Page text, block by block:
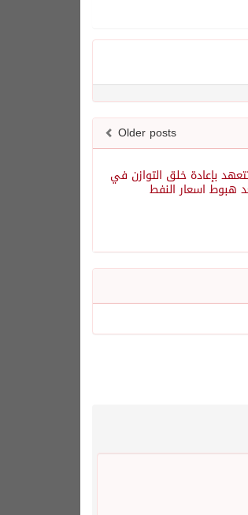
Older posts
بإعادة خلق التوازن في
هبوط اسعار النفط